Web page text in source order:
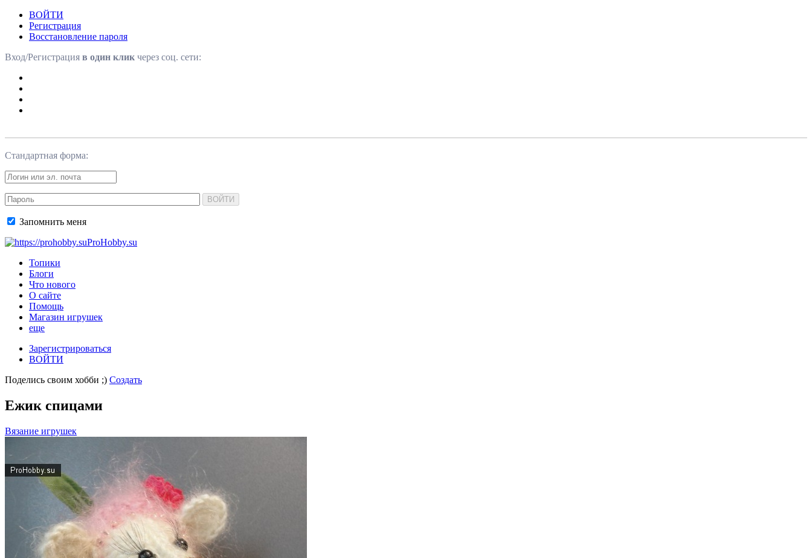
ВОЙТИ
Регистрация
Восстановление пароля
Вход/Регистрация в один клик через соц. сети:
Стандартная форма:
ВОЙТИ
Запомнить меня
ProHobby.su
Топики
Блоги
Что нового
О сайте
Помощь
Магазин игрушек
еще
Зарегистрироваться
ВОЙТИ
Поделись своим хобби ;) Создать
Ежик спицами
Вязание игрушек